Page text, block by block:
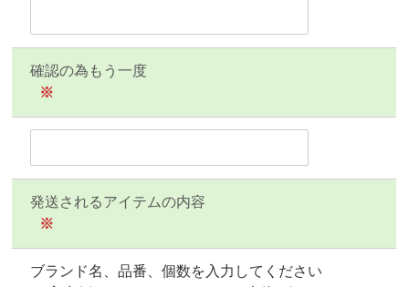
確認の為もう一度
※
発送されるアイテムの内容
※
ブランド名、品番、個数を入力してください